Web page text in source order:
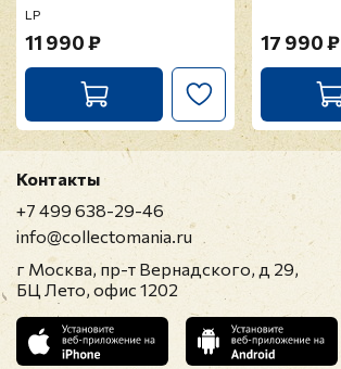
LP
11 990 ₽ 17 990 ₽
Контакты
+7 499 638-29-46
info@collectomania.ru
г Москва, пр-т Вернадского, д 29,
БЦ Лето, офис 1202